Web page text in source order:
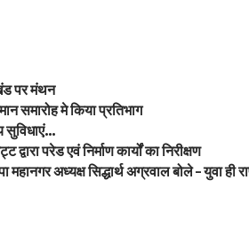
पर मंथन
समारोह मे किया प्रतिभाग
सुविधाएं…
परेड एवं निर्माण कार्यों का निरीक्षण
महानगर अध्यक्ष सिद्धार्थ अग्रवाल बोले – युवा ही